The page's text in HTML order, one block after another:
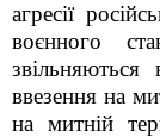
агресії
воєнного
ввезення на
на митній